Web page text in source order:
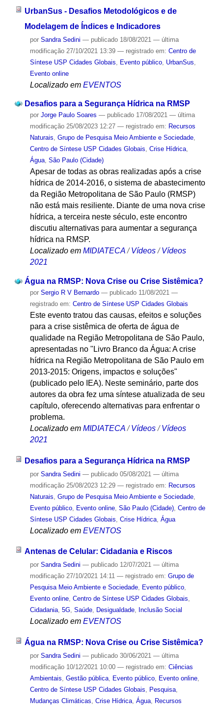
UrbanSus - Desafios Metodológicos e de
Modelagem de Índices e Indicadores
por Sandra Sedini — publicado18/08/2021 — última
modificação27/10/2021 13:39 — registrado em: Centro de
Síntese USP Cidades Globais
Evento público, UrbanSus
Evento online
Localizado em EVENTOS
Desafios para a Segurança Hídrica na RMSP
por Jorge Paulo Soares — publicado17/08/2021 — última
modificação25/08/2023 12:27 — registrado em: Recursos
Naturais, Grupo de Pesquisa Meio Ambiente e Sociedade,
Centro de Síntese USP Cidades Globais, Crise Hídrica,
Água, São Paulo (Cidade)
Apesar de todas as obras realizadas após a crise
hídrica de 2014-2016, o sistema de abastecimento
da Região Metropolitana de São Paulo (RMSP)
não está mais resiliente. Diante de uma nova crise
hídrica, a terceira neste século, este encontro
discutiu alternativas para aumentar a segurança
hídrica na RMSP.
Localizado em MIDIATECA /Vídeos /Vídeos
2021
Água na RMSP: Nova Crise ou Crise Sistêmica?
por Sergio R V Bernardo — publicado11/08/2021 —
registrado em: Centro de Síntese USP Cidades Globais
Este evento tratou das causas, efeitos e soluções
para a crise sistêmica de oferta de água de
qualidade na Região Metropolitana de São Paulo,
apresentadas no "Livro Branco da Água: A crise
hídrica na Região Metropolitana de São Paulo em
2013-2015: Origens, impactos e soluções"
(publicado pelo IEA). Neste seminário, parte dos
autores da obra fez uma síntese atualizada de seu
capítulo, oferecendo alternativas para enfrentar o
problema.
Localizado em MIDIATECA /Vídeos /Vídeos
2021
Desafios para a Segurança Hídrica na RMSP
por Sandra Sedini — publicado05/08/2021 — última
modificação25/08/2023 12:29 — registrado em: Recursos
Naturais Grupo de Pesquisa Meio Ambiente e Sociedade,
Evento público, Evento online, São Paulo (Cidade), Centro de
Síntese USP Cidades Globais Crise Hídrica, Água
Localizado em EVENTOS
Antenas de Celular: Cidadania e Riscos
por Sandra Sedini — publicado12/07/2021 — última
modificação27/10/2021 14:11 — registrado em: Grupo de
Pesquisa Meio Ambiente e Sociedade, Evento público,
Evento online, Centro de Síntese USP Cidades Globais,
Cidadania, 5G, Saúde, Desigualdade, Inclusão Social
Localizado em EVENTOS
Água na RMSP: Nova Crise ou Crise Sistêmica?
por Sandra Sedini — publicado30/06/2021 — última
modificação10/12/2021 10:00 — registrado em: Ciências
Ambientais, Gestão pública, Evento público, Evento online,
Centro de Síntese USP Cidades Globais, Pesquisa,
Mudanças Climáticas, Crise Hídrica, Água, Recursos